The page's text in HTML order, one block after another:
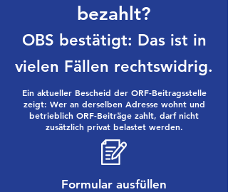
bezahlt?
OBS bestätigt: Das ist in
vielen Fällen rechtswidrig.
Ein aktueller Bescheid der ORF-Beitragsstelle
zeigt: Wer an derselben Adresse wohnt und
betrieblich ORF-Beiträge zahlt, darf nicht
zusätzlich privat belastet werden.
Formular ausfüllen